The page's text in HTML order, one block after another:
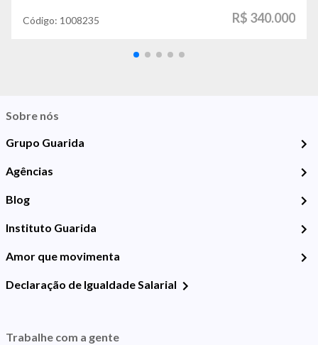
Código: 1008235 R$ 340.000
Sobre nós
Grupo Guarida
Agências
Blog
Instituto Guarida
Amor que movimenta
Declaração de Igualdade Salarial
Trabalhe com a gente